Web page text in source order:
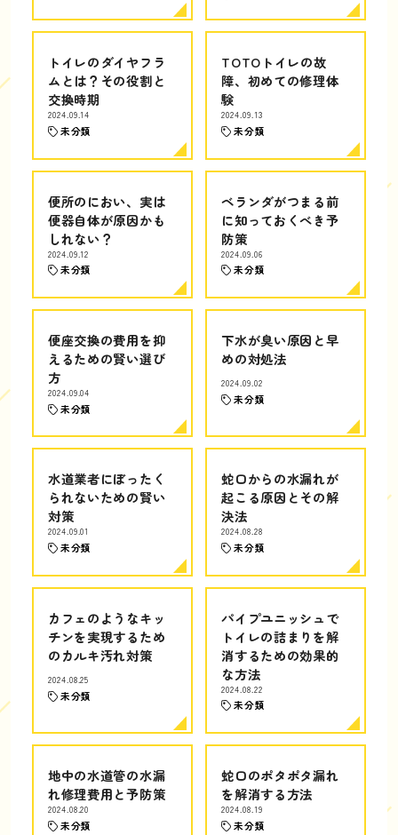
トイレのダイヤフラ
ムとは？その役割と
交換時期
2024.09.14
未分類
TOTOトイレの故
障、初めての修理体
験
2024.09.13
未分類
便所のにおい、実は
便器自体が原因かも
しれない？
2024.09.12
未分類
ベランダがつまる前
に知っておくべき予
防策
2024.09.06
未分類
便座交換の費用を抑
えるための賢い選び
方
2024.09.04
未分類
下水が臭い原因と早
めの対処法
2024.09.02
未分類
水道業者にぼったく
られないための賢い
対策
2024.09.01
未分類
蛇口からの水漏れが
起こる原因とその解
決法
2024.08.28
未分類
カフェのようなキッ
チンを実現するため
のカルキ汚れ対策
2024.08.25
未分類
パイプユニッシュで
トイレの詰まりを解
消するための効果的
な方法
2024.08.22
未分類
地中の水道管の水漏
れ修理費用と予防策
2024.08.20
未分類
蛇口のポタポタ漏れ
を解消する方法
2024.08.19
未分類